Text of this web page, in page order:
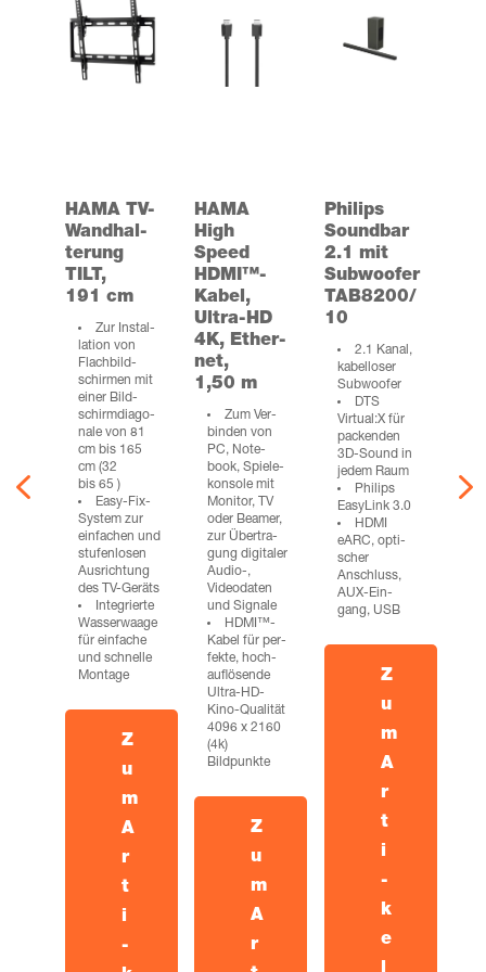
HAMA TV-
Wand­hal­
te­rung
TILT,
191 cm
Zur Instal­
la­ti­on von
Flach­bild­
schir­men mit
einer Bild­
schirm­dia­go­
na­le von 81
cm bis 165
cm (32
bis 65 )
Easy-Fix-
Sys­tem zur
ein­fa­chen und
stu­fen­lo­sen
Aus­rich­tung
des TV-Geräts
Inte­grier­te
Was­ser­waa­ge
für ein­fa­che
und schnel­le
Montage
Z
u
m
A
r
t
i
­
HAMA
High
Speed
HDMI™-
Kabel,
Ultra-HD
4K, Ether­
net,
1,50 m
Zum Ver­
bin­den von
PC, Note­
book, Spie­le­
kon­so­le mit
Moni­tor, TV
oder Bea­mer,
zur Über­tra­
gung digi­ta­ler
Audio‑,
Video­da­ten
und Signale
HDMI™-
Kabel für per­
fek­te, hoch­
auf­lö­sen­de
Ultra-HD-
Kino-Qua­li­tät
4096 x 2160
(4k)
Bildpunkte
Z
u
m
A
r
Phil­ips
Sound­bar
2.1 mit
Sub­woo­fer
TAB8200/
10
2.1 Kanal,
kabel­lo­ser
Subwoofer
DTS
Virtual:X für
packen­den
3D-Sound in
jedem Raum
Phil­ips
Easy­L­ink 3.0
HDMI
eARC, opti­
scher
Anschluss,
AUX-Ein­
gang, USB
Z
u
m
A
r
t
i
­
k
e